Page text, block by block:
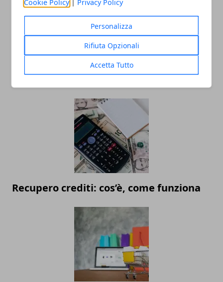
Cookie Policy Privacy Policy
Personalizza
Rifiuta Opzionali
Accetta Tutto
Recupero crediti: cos’è, come funziona